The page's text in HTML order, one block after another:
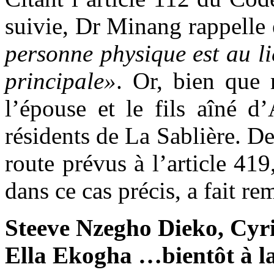
suivie, Dr Minang
personne physique est au
principale». Or, bien que
l’épouse et le fils aîné
résidents de La Sablière.
route prévus à l’article
dans ce cas précis, a fait
Steeve Nzegho Dieko,
Ella Ekogha …bientôt à